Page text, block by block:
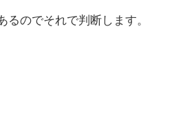
のでそれで判断します。